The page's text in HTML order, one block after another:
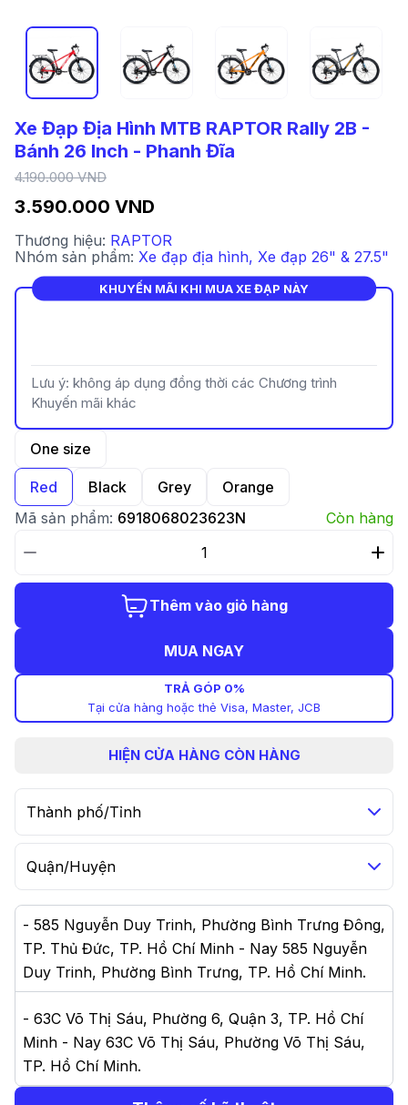
Xe Đạp Địa Hình MTB RAPTOR Rally 2B -
Bánh 26 Inch - Phanh Đĩa
3.590.000 VND
4.190.000 VND
Thương hiệu: RAPTOR
Nhóm sản phẩm: Xe đạp địa hình, Xe đạp 26" & 27.5"
KHUYẾN MÃI KHI MUA XE ĐẠP NÀY
Lưu ý: không áp dụng đồng thời các Chương trình
Khuyến mãi khác
One size
Red Black Grey
Orange
Mã sản phẩm: 6918068023623N Còn hàng
Thêm vào giỏ hàng
MUA NGAY
TRẢ GÓP 0%
Tại cửa hàng hoặc thẻ Visa, Master, JCB
HIỆN CỬA HÀNG CÒN HÀNG
Thành phố/Tỉnh
Quận/Huyện
- 585 Nguyễn Duy Trinh, Phường Bình Trưng Đông,
TP. Thủ Đức, TP. Hồ Chí Minh - Nay 585 Nguyễn
Duy Trinh, Phường Bình Trưng, TP. Hồ Chí Minh.
- 63C Võ Thị Sáu, Phường 6, Quận 3, TP. Hồ Chí
Minh - Nay 63C Võ Thị Sáu, Phường Võ Thị Sáu,
TP. Hồ Chí Minh.